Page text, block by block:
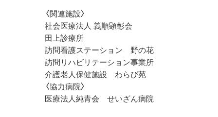
〈関連施設〉
社会医療法人 義順顕彰会
田上診療所
訪問看護ステーション 野の花
訪問リハビリテーション事業所
介護老人保健施設 わらび苑
〈協力病院〉
医療法人純青会 せいざん病院